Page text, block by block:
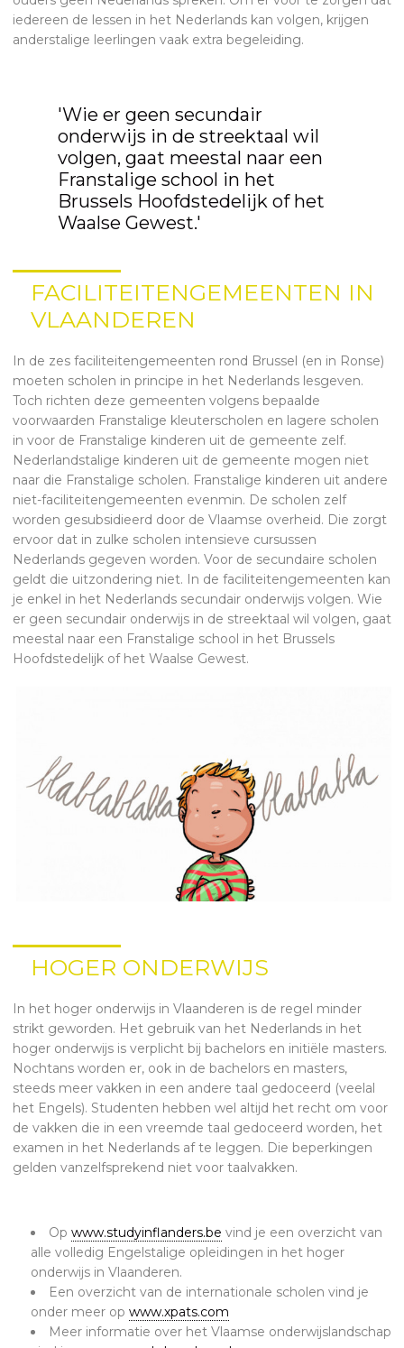
iedereen de lessen in het Nederlands kan volgen, krijgen
anderstalige leerlingen vaak extra begeleiding.
'Wie er geen secundair
onderwijs in de streektaal wil
volgen, gaat meestal naar een
Franstalige school in het
Brussels Hoofdstedelijk of het
Waalse Gewest.'
FACILITEITENGEMEENTEN IN
VLAANDEREN
In de zes faciliteitengemeenten rond Brussel (en in Ronse)
moeten scholen in principe in het Nederlands lesgeven.
Toch richten deze gemeenten volgens bepaalde
voorwaarden Franstalige kleuterscholen en lagere scholen
in voor de Franstalige kinderen uit de gemeente zelf.
Nederlandstalige kinderen uit de gemeente mogen niet
naar die Franstalige scholen. Franstalige kinderen uit andere
niet-faciliteitengemeenten evenmin. De scholen zelf
worden gesubsidieerd door de Vlaamse overheid. Die zorgt
ervoor dat in zulke scholen intensieve cursussen
Nederlands gegeven worden. Voor de secundaire scholen
geldt die uitzondering niet. In de faciliteitengemeenten kan
je enkel in het Nederlands secundair onderwijs volgen. Wie
er geen secundair onderwijs in de streektaal wil volgen, gaat
meestal naar een Franstalige school in het Brussels
Hoofdstedelijk of het Waalse Gewest.
HOGER ONDERWIJS
In het hoger onderwijs in Vlaanderen is de regel minder
strikt geworden. Het gebruik van het Nederlands in het
hoger onderwijs is verplicht bij bachelors en initiële masters.
Nochtans worden er, ook in de bachelors en masters,
steeds meer vakken in een andere taal gedoceerd (veelal
het Engels). Studenten hebben wel altijd het recht om voor
de vakken die in een vreemde taal gedoceerd worden, het
examen in het Nederlands af te leggen. Die beperkingen
gelden vanzelfsprekend niet voor taalvakken.
Op www.studyinflanders.be vind je een overzicht van
alle volledig Engelstalige opleidingen in het hoger
onderwijs in Vlaanderen.
Een overzicht van de internationale scholen vind je
onder meer op www.xpats.com
Meer informatie over het Vlaamse onderwijslandschap